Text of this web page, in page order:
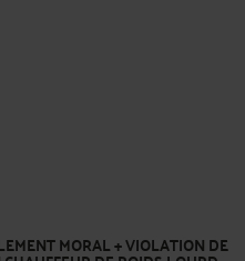
MORAL + VIOLATION DE